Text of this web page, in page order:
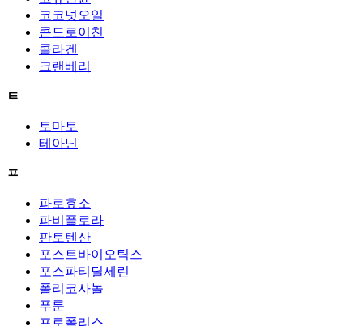
코코넛오일
콘드로이친
콜라겐
크랜베리
ㅌ
토마토
테아닌
ㅍ
파로효소
파비플로라
판토텐산
포스트바이오틱스
포스파티딜세린
폴리코사놀
푸룬
프로폴리스